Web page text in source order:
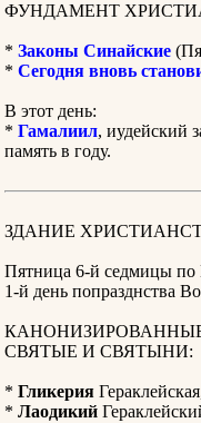
ФУНДАМЕНТ
* Законы Синайские
* Сегодня вновь
В этот день:
* Гамалиил, иудейский
память в году.
ЗДАНИЕ
Пятница 6-й седмицы по
1-й день попразднства
СВЯТЫЕ И СВЯТЫНИ:
* Гликерия
* Лаодикий